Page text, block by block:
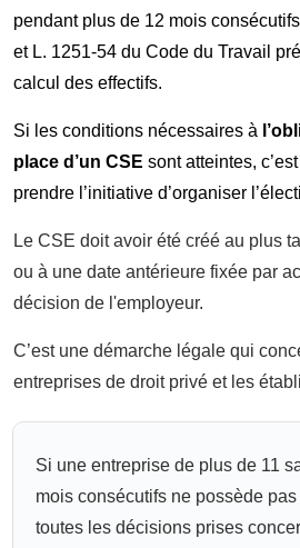
pendant plus de 12 mois
et L. 1251-54 du Code du Travail
calcul des effectifs.
Si les conditions nécessaires à
place d’un CSE sont atteintes,
prendre l’initiative d’organiser
Le CSE doit avoir été créé au plus
ou à une date antérieure fixée par
décision de l'employeur.
C’est une démarche légale qui
entreprises de droit privé et les
Si une entreprise de plus de 11
mois consécutifs ne possède
toutes les décisions prises